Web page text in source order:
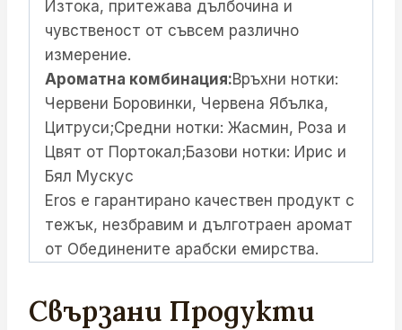
Изтока, притежава дълбочина и
чувственост от съвсем различно
измерение.
Ароматна комбинация:Връхни нотки:
Червени Боровинки, Червена Ябълка,
Цитруси;Средни нотки: Жасмин, Роза и
Цвят от Портокал;Базови нотки: Ирис и
Бял Мускус
Eros е гарантирано качествен продукт с
тежък, незбравим и дълготраен аромат
от Обединените арабски емирства.
Свързани Продукти